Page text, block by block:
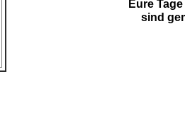
Eure
sind